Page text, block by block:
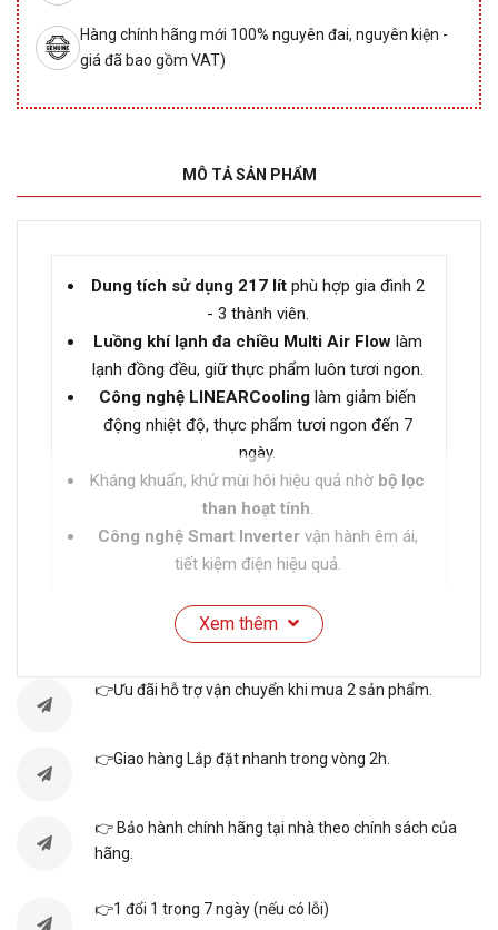
Hàng chính hãng mới 100% nguyên đai, nguyên kiện -
giá đã bao gồm VAT)
MÔ TẢ SẢN PHẨM
Dung tích sử dụng 217 lítphù hợp gia đình 2
- 3 thành viên.
Luồng khí lạnh đa chiều Multi Air Flowlàm
lạnh đồng đều, giữ thực phẩm luôn tươi ngon.
Công nghệ LINEARCooling làm giảm biến
động nhiệt độ, thực phẩm tươi ngon đến 7
ngày.
Kháng khuẩn, khử mùi hôi hiệu quả nhờ bộ lọc
than hoạt tính.
Công nghệ Smart Inverter vận hành êm ái,
tiết kiệm điện hiệu quả.
Thông số kỹ thuật
2 năm
Dung tích tổng 235 lít
Dung tích sử
217 lít
Xem thêm
👉Ưu đãi hỗ trợ vận chuyển khi mua 2 sản phẩm.
👉Giao hàng Lắp đặt nhanh trong vòng 2h.
👉 Bảo hành chính hãng tại nhà theo chính sách của
hãng.
👉1 đổi 1 trong 7 ngày (nếu có lỗi)